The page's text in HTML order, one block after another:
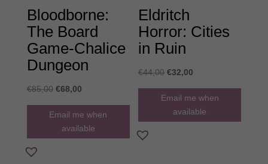
Bloodborne:
The Board
Game-Chalice
Dungeon
€85,00 Original
price
was:
€68,00Η
τρέχουσα
τιμή
Email me when
available
Eldritch
Horror: Cities
in Ruin
€44,00 Original
price
was:
€32,00
τρέχουσα
τιμή
Email me when
available